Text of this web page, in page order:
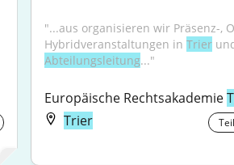
"...aus organisieren wir Präsenz-,
Hybridveranstaltungen in Trier
Abteilungsleitung..."
Europäische Rechtsakademie
Trier